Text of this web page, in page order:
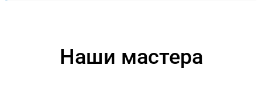
Наши мастера